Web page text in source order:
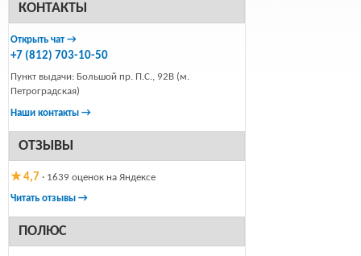
КОНТАКТЫ
Открыть чат →
+7 (812) 703-10-50
Пункт выдачи: Большой пр. П.С., 92В (м.
Петроградская)
Наши контакты →
ОТЗЫВЫ
★ 4,7 · 1639 оценок на Яндексе
Читать отзывы →
ПОЛЮС